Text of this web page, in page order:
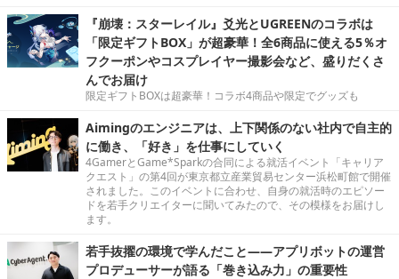
『崩壊：スターレイル』爻光とUGREENのコラボは
「限定ギフトBOX」が超豪華！全6商品に使える5％オ
フクーポンやコスプレイヤー撮影会など、盛りだくさ
んでお届け
限定ギフトBOXは超豪華！コラボ4商品や限定でグッズも
Aimingのエンジニアは、上下関係のない社内で自主的
に働き、「好き」を仕事にしていく
4GamerとGame*Sparkの合同による就活イベント「キャリア
クエスト」の第4回が東京都立産業貿易センター浜松町館で開催
されました。このイベントに合わせ、自身の就活時のエピソー
ドを若手クリエイターに聞いてみたので、その模様をお届けし
ます。
若手抜擢の環境で学んだこと――アプリボットの運営
プロデューサーが語る「巻き込み力」の重要性